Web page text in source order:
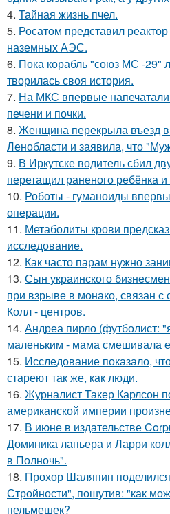
4. Тайная жизнь пчел.
5. Росатом представил
наземных АЭС.
6. Пока корабль "союз МС -29"
творилась своя история.
7. На МКС впервые напечатали
печени и почки.
8. Женщина перекрыла въезд
Ленобласти и заявила, что
9. В Иркутске водитель сбил
перетащил раненого ребёнка
10. Роботы - гуманоиды
операции.
11. Метаболиты крови
исследование.
12. Как часто парам нужно
13. Сын украинского
при взрыве в монако, связан
Колл - центров.
14. Андреа пирло (футболист:
маленьким - мама смешивала
15. Исследование показало,
стареют так же, как люди.
16. Журналист Такер Карлсон
американской империи
17. В июне в издательстве
Доминика лапьера и Ларри
в Полночь".
18. Прохор Шаляпин
Стройности", пошутив: "как
пельмешек?